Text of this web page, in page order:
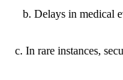
b. Delays in medical
c. In rare instances,